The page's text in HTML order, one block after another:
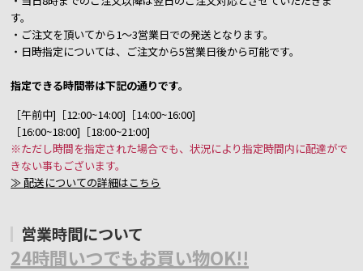
す。
・ご注文を頂いてから1～3営業日での発送となります。
・日時指定については、ご注文から5営業日後から可能です。
指定できる時間帯は下記の通りです。
［午前中]［12:00~14:00]［14:00~16:00]
［16:00~18:00]［18:00~21:00]
※ただし時間を指定された場合でも、状況により指定時間内に配達がで
きない事もございます。
≫ 配送についての詳細はこちら
営業時間について
24時間いつでもお買い物OK!!